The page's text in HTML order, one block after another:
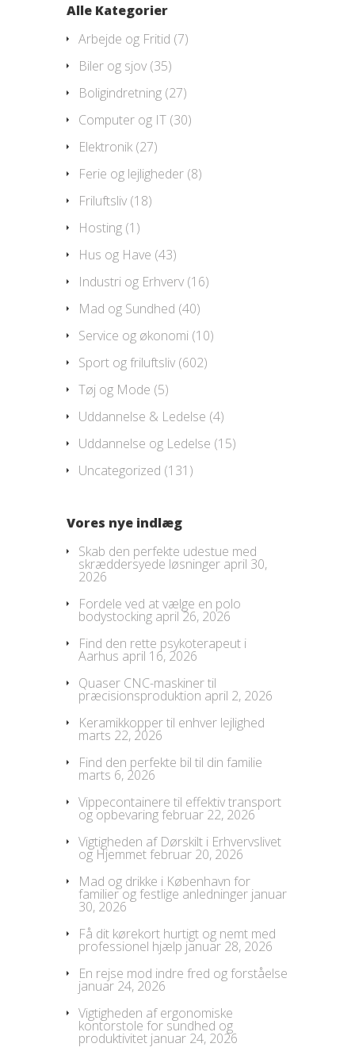
Alle Kategorier
Arbejde og Fritid (7)
Biler og sjov (35)
Boligindretning (27)
Computer og IT (30)
Elektronik (27)
Ferie og lejligheder (8)
Friluftsliv (18)
Hosting (1)
Hus og Have (43)
Industri og Erhverv (16)
Mad og Sundhed (40)
Service og økonomi (10)
Sport og friluftsliv (602)
Tøj og Mode (5)
Uddannelse & Ledelse (4)
Uddannelse og Ledelse (15)
Uncategorized (131)
Vores nye indlæg
Skab den perfekte udestue med
skræddersyede løsninger april 30,
2026
Fordele ved at vælge en polo
bodystocking april 26, 2026
Find den rette psykoterapeut i
Aarhus april 16, 2026
Quaser CNC-maskiner til
præcisionsproduktion april 2, 2026
Keramikkopper til enhver lejlighed
marts 22, 2026
Find den perfekte bil til din familie
marts 6, 2026
Vippecontainere til effektiv transport
og opbevaringfebruar 22, 2026
Vigtigheden af Dørskilt i Erhvervslivet
og Hjemmetfebruar 20, 2026
Mad og drikke i København for
familier og festlige anledninger januar
30, 2026
Få dit kørekort hurtigt og nemt med
professionel hjælp januar 28, 2026
En rejse mod indre fred og forståelse
januar 24, 2026
Vigtigheden af ergonomiske
kontorstole for sundhed og
produktivitet januar 24, 2026